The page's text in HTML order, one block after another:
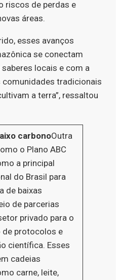
riscos de perdas e
áreas.
esses avanços
se conectam
locais e com a
tradicionais
a terra”, ressaltou
carbonoOutra
o Plano ABC
a principal
do Brasil para
de baixas
de parcerias
privado para o
de protocolos e
científica. Esses
cadeias
carne, leite,